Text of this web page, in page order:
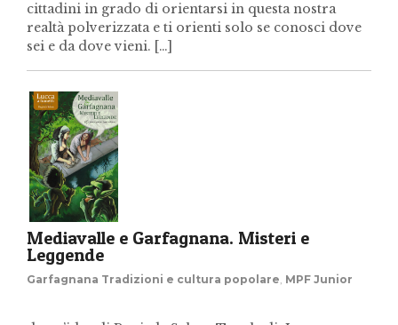
cittadini in grado di orientarsi in questa nostra
realtà polverizzata e ti orienti solo se conosci dove
sei e da dove vieni. […]
Mediavalle e Garfagnana. Misteri e
Leggende
Garfagnana Tradizioni e cultura popolare, MPF Junior